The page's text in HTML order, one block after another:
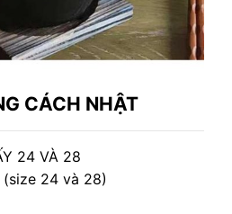
CÁCH NHẬT
24 VÀ 28
(size 24 và 28)